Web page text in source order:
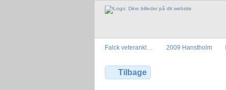
Falck veterankl… 2009 Hanstholm
Tilbage